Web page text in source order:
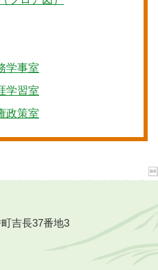
学事室
学習室
政策室
吉長37番地3